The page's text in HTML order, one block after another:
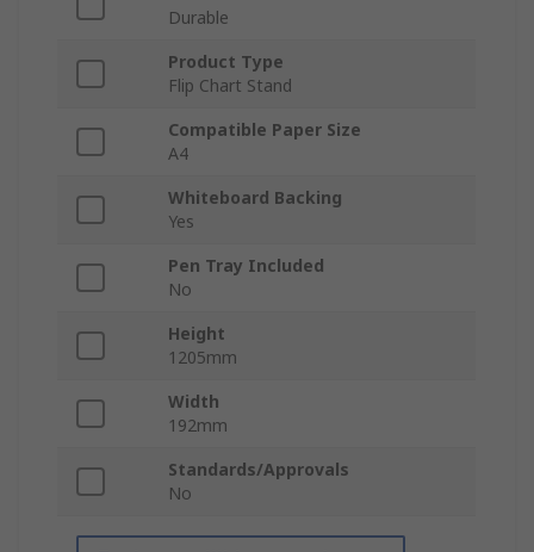
Durable
Product Type
Flip Chart Stand
Compatible Paper Size
A4
Whiteboard Backing
Yes
Pen Tray Included
No
Height
1205mm
Width
192mm
Standards/Approvals
No